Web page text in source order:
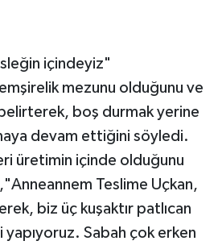
içindeyiz"
mezunu olduğunu ve
boş durmak yerine
devam ettiğini söyledi.
üretimin içinde olduğunu
Teslime Uçkan,
biz üç kuşaktır patlıcan
Sabah çok erken